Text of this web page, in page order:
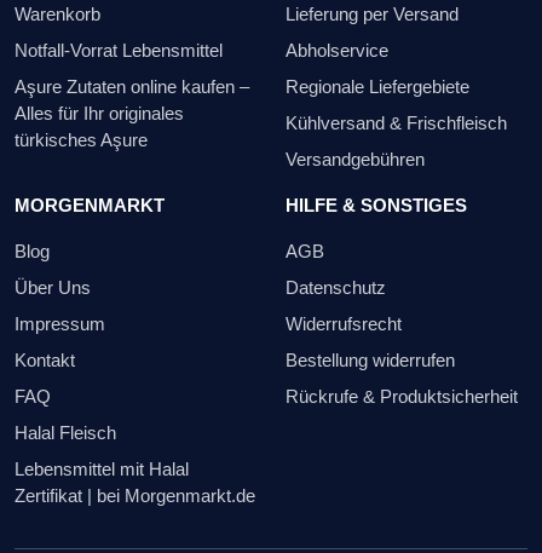
Warenkorb
Notfall-Vorrat Lebensmittel
Aşure Zutaten online kaufen –
Alles für Ihr originales
türkisches Aşure
Lieferung per Versand
Abholservice
Regionale Liefergebiete
Kühlversand & Frischfleisch
Versandgebühren
MORGENMARKT
Blog
Über Uns
Impressum
Kontakt
FAQ
Halal Fleisch
Lebensmittel mit Halal
Zertifikat | bei Morgenmarkt.de
HILFE & SONSTIGES
AGB
Datenschutz
Widerrufsrecht
Bestellung widerrufen
Rückrufe & Produktsicherheit